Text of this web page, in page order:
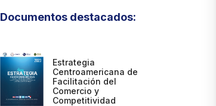
Documentos destacados:
Estrategia
Centroamericana de
Facilitación del
Comercio y
Competitividad